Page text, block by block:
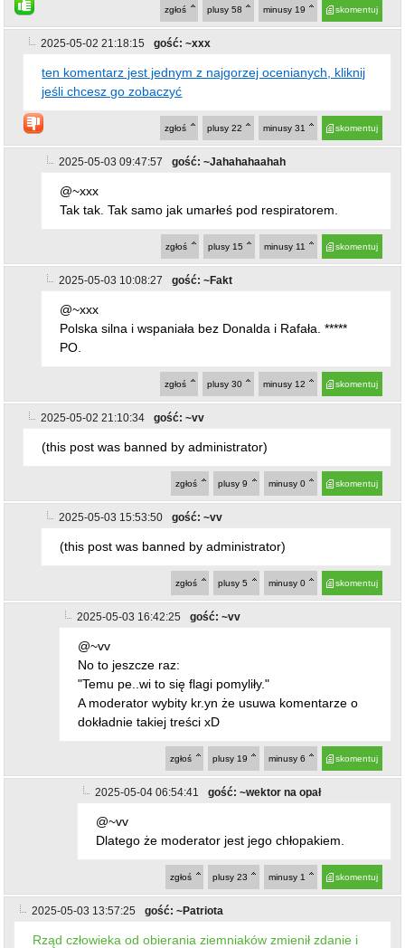
skomentuj
minusy 19
plusy 58
zgłoś
2025-05-02 21:18:15 gość: ~xxx
ten komentarz jest jednym z najgorzej ocenianych, kliknij
jeśli chcesz go zobaczyć
skomentuj
minusy 31
plusy 22
zgłoś
2025-05-03 09:47:57 gość: ~Jahahahaahah
@~xxx
Tak tak. Tak samo jak umarłeś pod respiratorem.
skomentuj
minusy 11
plusy 15
zgłoś
2025-05-03 10:08:27 gość: ~Fakt
@~xxx
Polska silna i wspaniała bez Donalda i Rafała. *****
PO.
skomentuj
minusy 12
plusy 30
zgłoś
2025-05-02 21:10:34 gość: ~vv
(this post was banned by administrator)
skomentuj
minusy 0
plusy 9
zgłoś
2025-05-03 15:53:50 gość: ~vv
(this post was banned by administrator)
skomentuj
minusy 0
plusy 5
zgłoś
2025-05-03 16:42:25 gość: ~vv
@~vv
No to jeszcze raz:
"Temu pe..wi to się flagi pomyliły."
A moderator wybity kr.yn że usuwa komentarze o
dokładnie takiej treści xD
skomentuj
minusy 6
plusy 19
zgłoś
2025-05-04 06:54:41 gość: ~wektor na opał
@~vv
Dlatego że moderator jest jego chłopakiem.
skomentuj
minusy 1
plusy 23
zgłoś
2025-05-03 13:57:25 gość: ~Patriota
Rząd człowieka od obierania ziemniaków zmienił zdanie i